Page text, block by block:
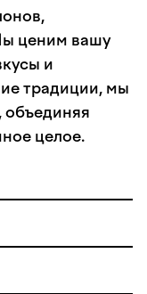
ценим вашу
и
традиции, мы
целое.